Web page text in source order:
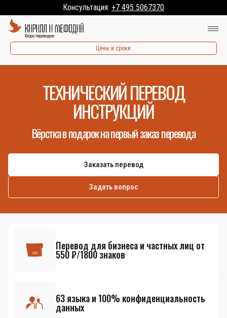
Консультация: +7 495 5067370
Цены и сроки
ТЕХНИЧЕСКИЙ ПЕРЕВОД
ИНСТРУКЦИЙ
Вёрстка в подарок на первый заказ перевода
Заказать перевод
Задать вопрос
Перевод для бизнеса и частных лиц от
550 ₽/1800 знаков
63 языка и 100% конфиденциальность
данных